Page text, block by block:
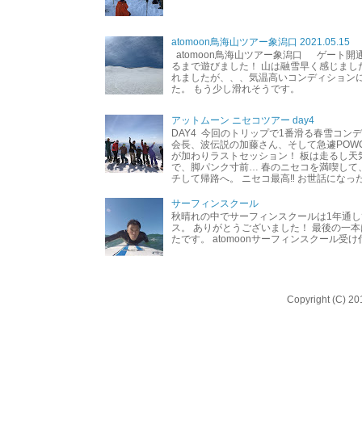
atomoon鳥海山ツアー象潟口 2021.05.15
atomoon鳥海山ツアー象潟口 ゲート開
るまで遊びました！ 山は融雪早く感じまし
れましたが、、、気温高いコンディション
た。 もう少し滑れそうです。
アットムーン ニセコツアー day4
DAY4 今回のトリップで1番滑る春雪コン
会長、波伝説の加藤さん、そして急遽
が加わりラストセッション！ 板は走るし天
で、脚パンク寸前… 春のニセコを満喫して
チして帰路へ。 ニセコ最高‼︎ お世話になっ
サーフィンスクール
秋晴れの中でサーフィンスクールは1年通
ス。 ありがとうございました！ 最後の一
たです。 atomoonサーフィンスクール受け
Copyright (C)